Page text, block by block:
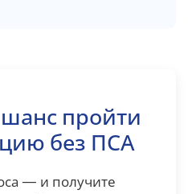
пройти
без ПСА
— и получите